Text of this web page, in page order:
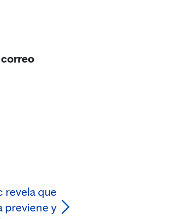
revela que
previene y